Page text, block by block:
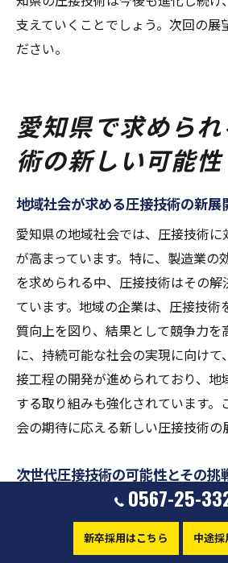
支えていくことでしょう。次回の展
ださい。
愛知県で求めら
術の新しい可能性
地域社会が求める圧接技術の新展
愛知県の地域社会では、圧接技術に
が高まっています。特に、製造業の
を求められる中、圧接技術はその
ています。地域の企業は、圧接技術
質向上を図り、結果として競争力を
に、持続可能な社会の実現に向け
接工程の開発が進められており、地
する取り組みも強化されています。
会の期待に応える新しい圧接技術の
次世代圧接技術の可能性とその挑
次世代圧接技術は、革新的な材料や
て、さらなる進化を遂げています。
いたプロセス最適化が進む一方で、
0567-25-
新卒採用はこちら 中途